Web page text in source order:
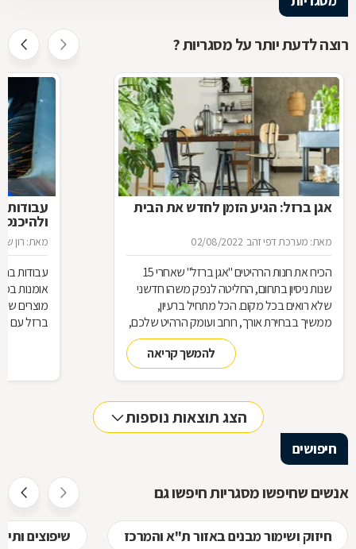
רוצה לדעת יותר על מסגריות ?
אגן ברזל: הגיע הזמן לחדש את הבית
מאת: מערכת דפי זהב 02/08/2022
הכירו את חנות הרהיטים ''אגן ברזל'' שאחרי 15
שנות ניסיון בתחום, החליטה לנפק משהו חדשני
שלא רואים בכל מקום. הכל מתחיל ברעיון,
ממשיך בבחירת אורך, רוחב ועומק הרהיט שלכם,
ממשיך בייצור מקורי ממיטב חומרי הגלם ומסתיים
ביצירת הפתרון המרשים והמעשי ביותר עבורכם
להמשך קריאה
עבודות
מאת: רון
עבודות
אומנות
מוצרים
ברזל עם
הצג תוצאות נוספות
חיפושים
אנשים שחיפשו מסגריות חיפשו גם
חיזוק ושימור מבנים באזור ת"א והמרכז שיפוצים